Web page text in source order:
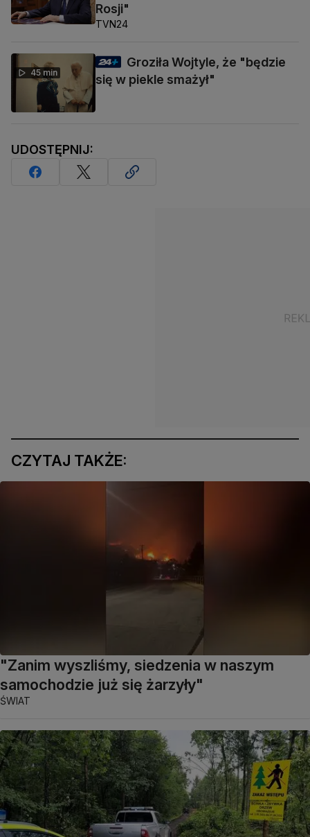
Rosji"
TVN24
45 min
Groziła Wojtyle, że "będzie
się w piekle smażył"
UDOSTĘPNIJ:
CZYTAJ TAKŻE:
"Zanim wyszliśmy, siedzenia w naszym
samochodzie już się żarzyły"
ŚWIAT